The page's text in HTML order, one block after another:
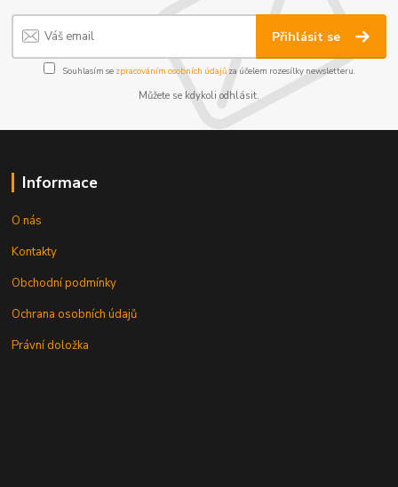
Přihlásit se
Souhlasím se zpracováním osobních údajůza účelem rozesílky newsletteru.
Můžete se kdykoli odhlásit.
Informace
O nás
Kontakty
Obchodní podmínky
Ochrana osobních údajů
Právní doložka